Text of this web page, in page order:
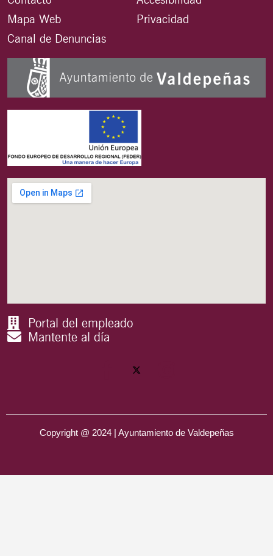
Mapa Web
Canal de Denuncias
Privacidad
Portal del empleado
Mantente al día
Copyright @ 2024 | Ayuntamiento de Valdepeñas